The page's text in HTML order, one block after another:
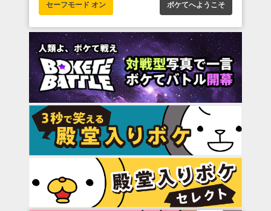
セーフモード オン ボケてへようこそ